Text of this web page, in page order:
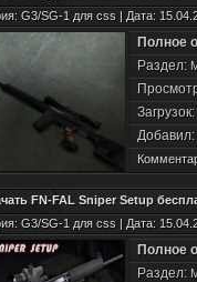
G3/SG-1 для css | Дата:
Полное
Раздел:
Добавил:
FN-FAL Sniper Setup
G3/SG-1 для css | Дата:
Полное
Раздел: